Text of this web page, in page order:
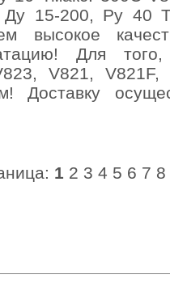
Ду 15-200, Ру 40
высокое
Для
V821, V821F,
Доставку
1 2 3 4 5 6 7 8